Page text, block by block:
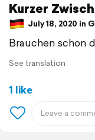
Kurzer
July 18, 2020 in
Brauchen schon
See translation
1 like